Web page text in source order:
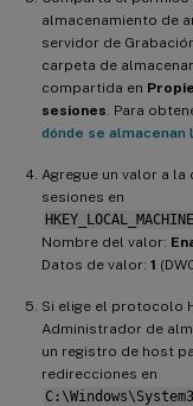
almacenamiento de
servidor de
carpeta de
compartida en
sesiones . Para
dónde se almacenan
Agregue un valor a
sesiones en
Nombre del valor:
Datos de valor: 1
Si elige el protocolo
Administrador de
un registro de host
redirecciones en